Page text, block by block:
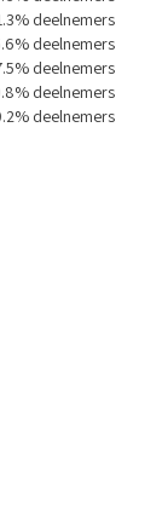
deelnemers
deelnemers
deelnemers
deelnemers
deelnemers